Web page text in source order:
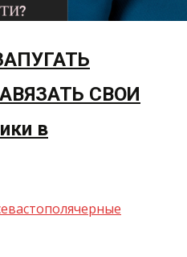
СВОИ
в
черные